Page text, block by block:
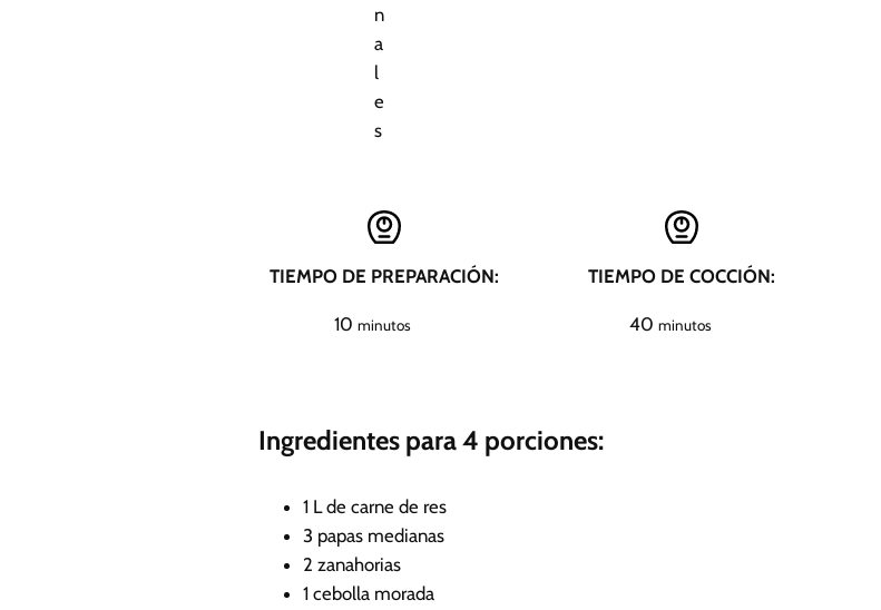
n
a
l
e
s
TIEMPO DE PREPARACIÓN:
10 m
t
minutos
TIEMPO DE COCCIÓN:
40m
minutos
Ingredientes para 4 porciones:
1 L de carne de res
3 papas medianas
2 zanahorias
1 cebolla morada